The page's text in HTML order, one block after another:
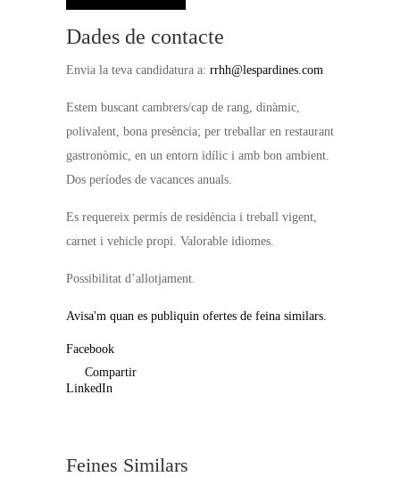
Dades de contacte
Envia la teva candidatura a: rrhh@lespardines.com
Estem buscant cambrers/cap de rang, dinàmic,
polivalent, bona presència; per treballar en restaurant
gastronòmic, en un entorn idílic i amb bon ambient.
Dos períodes de vacances anuals.
Es requereix permís de residència i treball vigent,
carnet i vehicle propi. Valorable idiomes.
Possibilitat d’allotjament.
Avisa'm quan es publiquin ofertes de feina similars.
Facebook
Compartir
LinkedIn
Feines Similars